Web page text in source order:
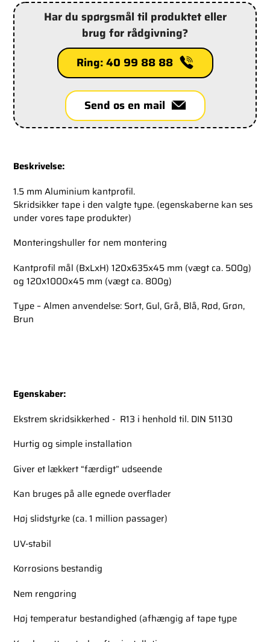
Tilføjelse
af
produkt
til
din
indkøbskurv
Har du spørgsmål til produktet eller
brug for rådgivning?
Ring: 40 99 88 88
Send os en mail
Beskrivelse:
1.5 mm Aluminium kantprofil.
Skridsikker tape i den valgte type. (egenskaberne kan ses
under vores tape produkter)
Monteringshuller for nem montering
Kantprofil mål (BxLxH) 120x635x45 mm (vægt ca. 500g)
og 120x1000x45 mm (vægt ca. 800g)
Type – Almen anvendelse: Sort, Gul, Grå, Blå, Rød, Grøn,
Brun
Egenskaber:
Ekstrem skridsikkerhed - R13 i henhold til. DIN 51130
Hurtig og simple installation
Giver et lækkert “færdigt” udseende
Kan bruges på alle egnede overflader
Høj slidstyrke (ca. 1 million passager)
UV-stabil
Korrosions bestandig
Nem rengøring
Høj temperatur bestandighed (afhængig af tape type